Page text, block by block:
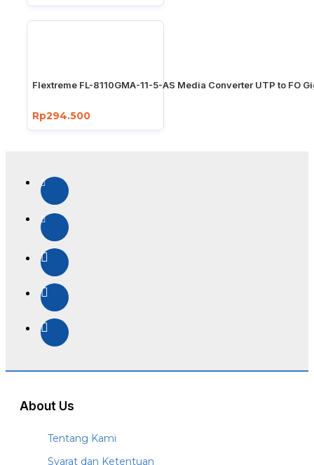
Flextreme FL-8110GMA-11-5-AS Media Converter UTP to FO
Rp294.500
About Us
Tentang Kami
Syarat dan Ketentuan